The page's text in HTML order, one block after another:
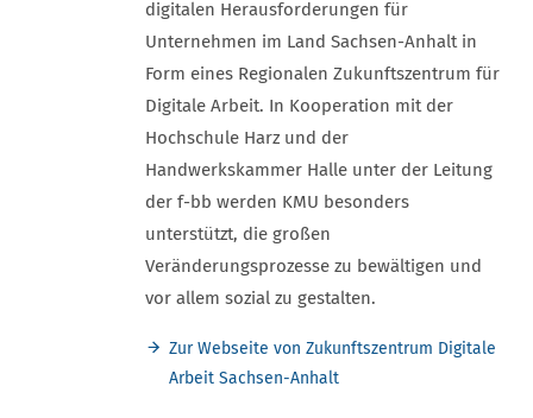
digitalen Herausforderungen für
Unternehmen im Land Sachsen-Anhalt in
Form eines Regionalen Zukunftszentrum für
Digitale Arbeit. In Kooperation mit der
Hochschule Harz und der
Handwerkskammer Halle unter der Leitung
der f-bb werden KMU besonders
unterstützt, die großen
Veränderungsprozesse zu bewältigen und
vor allem sozial zu gestalten.
Zur Webseite von Zukunftszentrum Digitale
Arbeit Sachsen-Anhalt